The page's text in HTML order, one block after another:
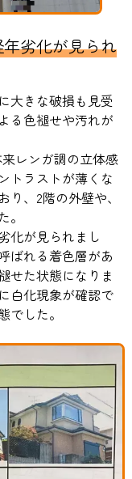
劣化が見られ
大きな破損も見受
る色褪せや汚れが
レンガ調の立体感
トラストが薄くな
、2階の外壁や、
化が見られまし
ばれる着色層があ
せた状態になりま
白化現象が確認で
でした。